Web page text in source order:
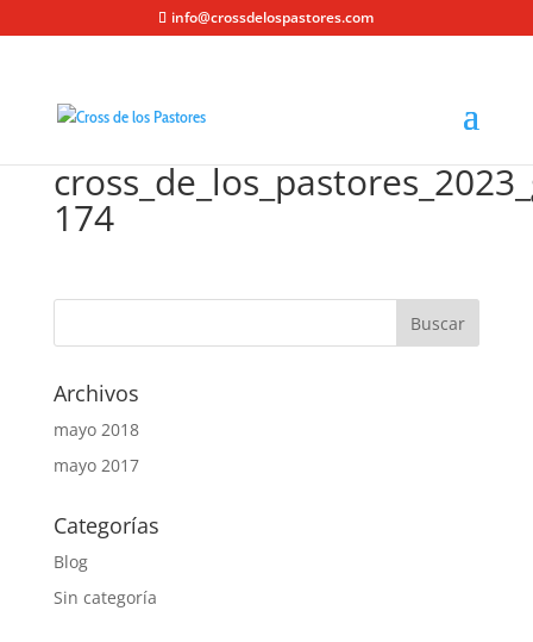
info@crossdelospastores.com
174
Archivos
mayo 2018
mayo 2017
Categorías
Blog
Sin categoría